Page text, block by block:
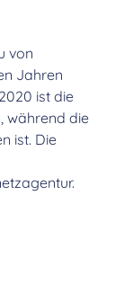
von
Jahren
ist die
während die
ist. Die